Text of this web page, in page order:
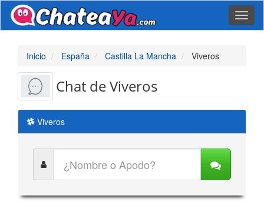
Inicio España Castilla La Mancha Viveros
Chat de Viveros
Viveros